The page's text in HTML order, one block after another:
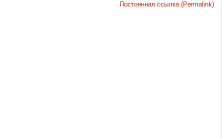
Постоянная ссылка (Permalink)